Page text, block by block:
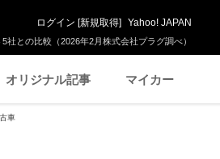
との比較（2026年2月株式会社プラグ調べ）
ログイン [新規取得] Yahoo! JAPAN
オリジナル記事 マイカー
車